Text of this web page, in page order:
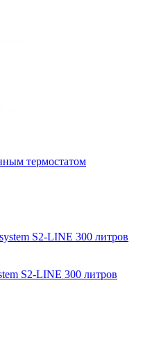
термостатом
S2-LINE 300 литров